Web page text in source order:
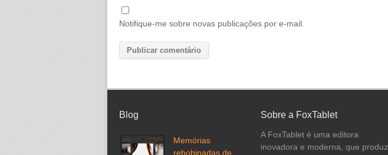
Notifique-me sobre novas publicações por e-mail.
Blog
Memórias
rebobinadas de
Sobre a FoxTablet
A FoxTablet é uma editora
inovadora e moderna, que produz